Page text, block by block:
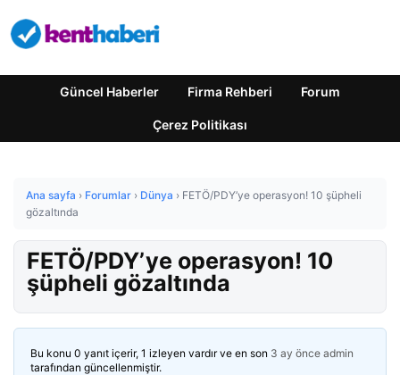
Güncel Haberler Firma Rehberi Forum
Çerez Politikası
Ana sayfa › Forumlar › Dünya › FETÖ/PDY’ye operasyon! 10 şüpheli
gözaltında
FETÖ/PDY’ye operasyon! 10
şüpheli gözaltında
Bu konu 0 yanıt içerir, 1 izleyen vardır ve en son 3 ay önce admin
tarafından güncellenmiştir.